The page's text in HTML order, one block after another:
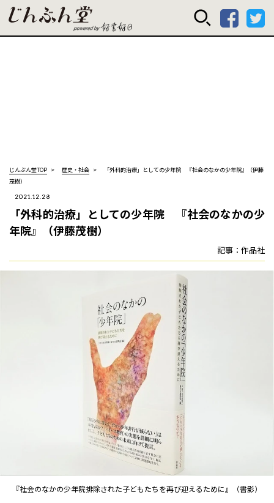
じんぶん堂
じんぶん堂TOP 歴史・社会
「外科的治療」としての少年院 『社会のなかの少年院』（伊藤
茂樹）
2021.12.28
「外科的治療」としての少年院 『社会のなかの少
年院』（伊藤茂樹）
記事：作品社
『社会のなかの少年院――排除された子どもたちを再び迎えるために』（書影）